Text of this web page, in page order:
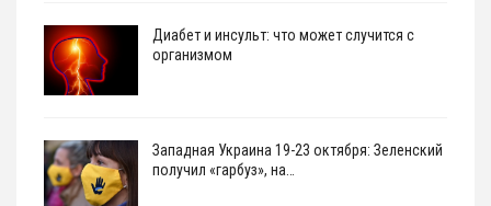
Диабет и инсульт: что может случится с
организмом
Западная Украина 19-23 октября: Зеленский
получил «гарбуз», на…